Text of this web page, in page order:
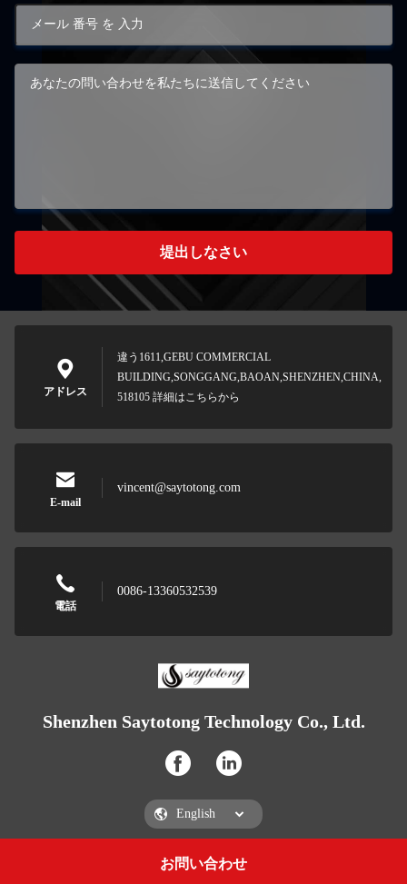
お問い合わせ
堤出しなさい
アドレス
違う1611,GEBU COMMERCIAL
BUILDING,SONGGANG,BAOAN,SHENZHEN,CHINA,
518105 詳細はこちらから
E-mail
vincent@saytotong.com
電話
0086-13360532539
Shenzhen Saytotong Technology Co., Ltd.
Shenzhen Saytotong Technology Co., Ltd.